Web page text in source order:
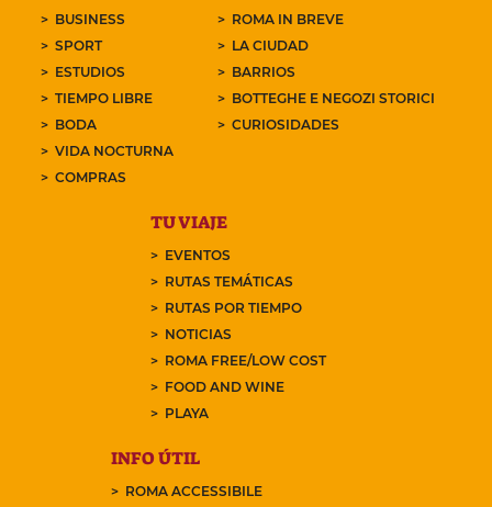
BUSINESS
SPORT
ESTUDIOS
TIEMPO LIBRE
BODA
VIDA NOCTURNA
COMPRAS
ROMA IN BREVE
LA CIUDAD
BARRIOS
BOTTEGHE E NEGOZI STORICI
CURIOSIDADES
TU VIAJE
EVENTOS
RUTAS TEMÁTICAS
RUTAS POR TIEMPO
NOTICIAS
ROMA FREE/LOW COST
FOOD AND WINE
PLAYA
INFO ÚTIL
ROMA ACCESSIBILE